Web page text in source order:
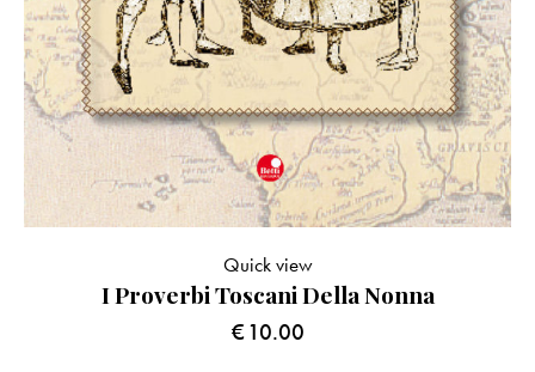
I Proverbi Toscani Della Nonna
€10.00
Quick view